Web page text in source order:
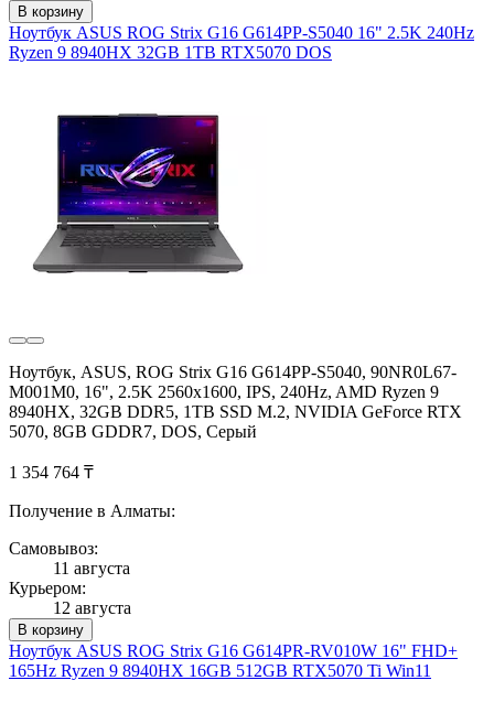
В корзину
Ноутбук ASUS ROG Strix G16 G614PP-S5040 16" 2.5K 240Hz
Ryzen 9 8940HX 32GB 1TB RTX5070 DOS
Ноутбук, ASUS, ROG Strix G16 G614PP-S5040, 90NR0L67-
M001M0, 16", 2.5K 2560x1600, IPS, 240Hz, AMD Ryzen 9
8940HX, 32GB DDR5, 1TB SSD M.2, NVIDIA GeForce RTX
5070, 8GB GDDR7, DOS, Серый
1 354 764 ₸
Получение в Алматы:
Самовывоз:
11 августа
Курьером:
12 августа
В корзину
Ноутбук ASUS ROG Strix G16 G614PR-RV010W 16" FHD+
165Hz Ryzen 9 8940HX 16GB 512GB RTX5070 Ti Win11